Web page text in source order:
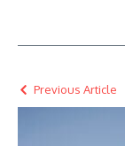
Previous Article